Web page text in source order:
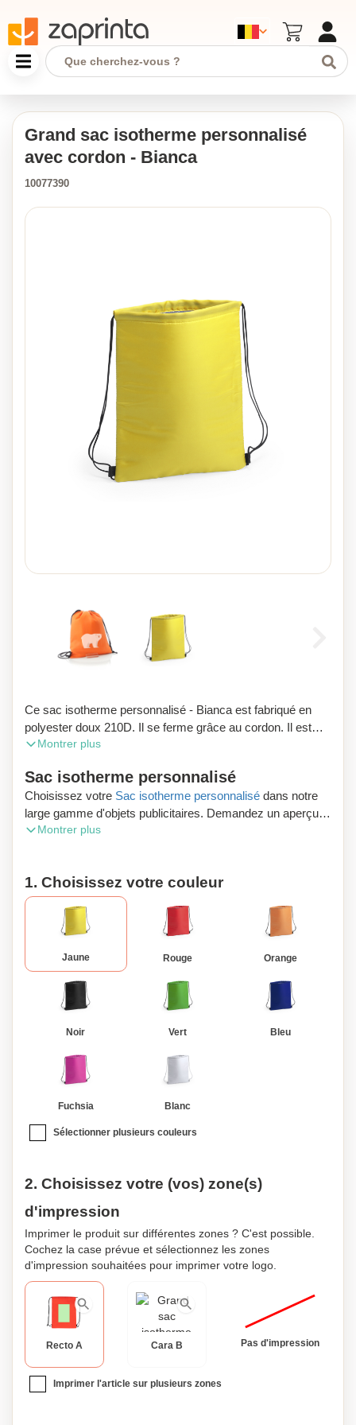
Grand sac isotherme personnalisé
avec cordon - Bianca
10077390
Ce sac isotherme personnalisé - Bianca est fabriqué en
polyester doux 210D. Il se ferme grâce au cordon. Il est
disponible dans une large gamme de coloris. Avec cordons
finition aluminium.
Montrer plus
Sac isotherme personnalisé
Choisissez votre Sac isotherme personnalisé dans notre
large gamme d'objets publicitaires. Demandez un aperçu
numérique gratuit et profitez de la livraison gratuite de votre
Vous désirez acheter cadeaux publicitaires ou des
cadeaux d'entreprise en Belgique ? Zaprinta Belgique est
votre entreprise spécialisée. Profitez des frais de livraison
offerts en commandant dans la boutique en ligne
Zaprinta.be. Besoin de d'informations ? Contactez avec
nos spécialistes. Ils vous renseigneront rapidement et
efficacement.
Montrer plus
1. Choisissez votre couleur
Jaune Rouge Orange
Noir Vert Bleu
Fuchsia Blanc
Sélectionner plusieurs couleurs
2. Choisissez votre (vos) zone(s)
d'impression
Imprimer le produit sur différentes zones ? C'est possible.
Cochez la case prévue et sélectionnez les zones
d'impression souhaitées pour imprimer votre logo.
Recto A Cara B Pas d'impression
Imprimer l'article sur plusieurs zones